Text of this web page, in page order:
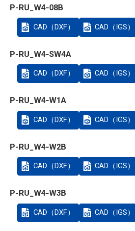
P-RU_W4-08B
CAD（DXF） CAD（IGS）
P-RU_W4-SW4A
CAD（DXF） CAD（IGS）
P-RU_W4-W1A
CAD（DXF） CAD（IGS）
P-RU_W4-W2B
CAD（DXF） CAD（IGS）
P-RU_W4-W3B
CAD（DXF） CAD（IGS）